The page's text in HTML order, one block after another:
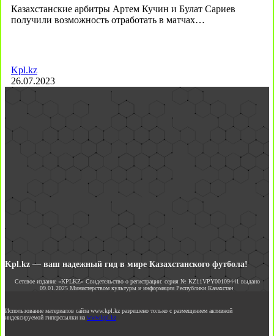
Казахстанские арбитры Артем Кучин и Булат Сариев
получили возможность отработать в матчах…
Kpl.kz
26.07.2023
Kpl.kz — ваш надежный гид в мире Казахстанского футбола!
Сетевое издание «KPLKZ» Свидетельство о регистрации: серия № KZ11VPY00109441 выдано
09.01.2025 Министерством культуры и информации Республики Казахстан.
Использование материалов сайта www.kpl.kz разрешено только с размещением активной
индексируемой гиперссылки на www.kpl.kz